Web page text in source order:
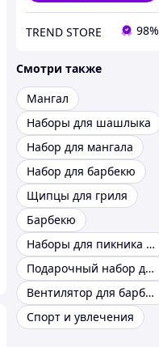
TREND STORE 98%
Смотри также
Мангал
Наборы для шашлыка
Набор для мангала
Набор для барбекю
Щипцы для гриля
Барбекю
Наборы для пикника Кемпинг
Подарочный набор для шашлыка
Вентилятор для барбекю
Спорт и увлечения